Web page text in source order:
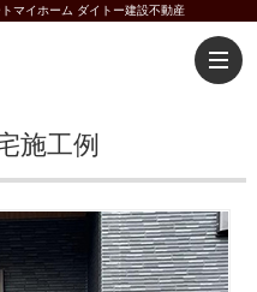
マイホーム ダイトー建設不動産
施工例